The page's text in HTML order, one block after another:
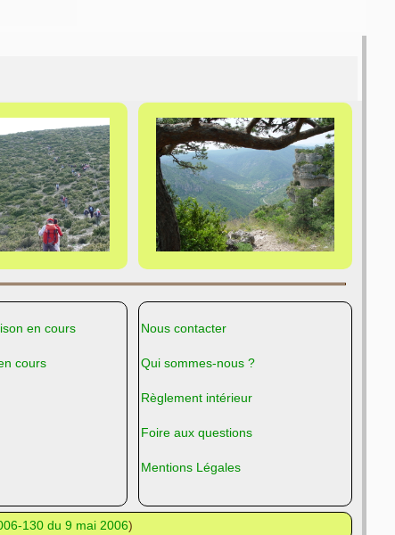
en cours
cours
Nous contacter
Qui sommes-nous ?
Règlement intérieur
Foire aux questions
Mentions Légales
130 du 9 mai 2006)